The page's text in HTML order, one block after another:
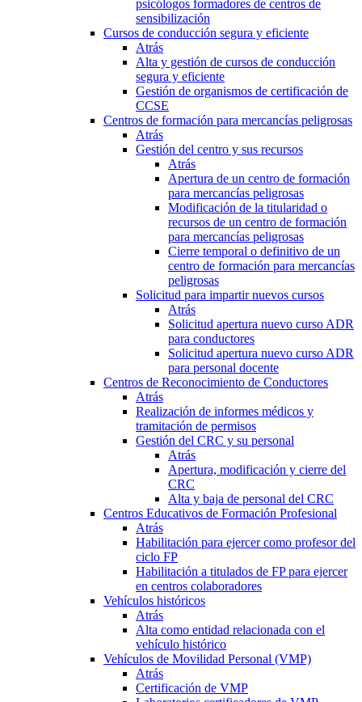
psicólogos formadores de centros de
sensibilización
Cursos de conducción segura y eficiente
Atrás
Alta y gestión de cursos de conducción
segura y eficiente
Gestión de organismos de certificación de
CCSE
Centros de formación para mercancías peligrosas
Atrás
Gestión del centro y sus recursos
Atrás
Apertura de un centro de formación
para mercancías peligrosas
Modificación de la titularidad o
recursos de un centro de formación
para mercancías peligrosas
Cierre temporal o definitivo de un
centro de formación para mercancías
peligrosas
Solicitud para impartir nuevos cursos
Atrás
Solicitud apertura nuevo curso ADR
para conductores
Solicitud apertura nuevo curso ADR
para personal docente
Centros de Reconocimiento de Conductores
Atrás
Realización de informes médicos y
tramitación de permisos
Gestión del CRC y su personal
Atrás
Apertura, modificación y cierre del
CRC
Alta y baja de personal del CRC
Centros Educativos de Formación Profesional
Atrás
Habilitación para ejercer como profesor del
ciclo FP
Habilitación a titulados de FP para ejercer
en centros colaboradores
Vehículos históricos
Atrás
Alta como entidad relacionada con el
vehículo histórico
Vehículos de Movilidad Personal (VMP)
Atrás
Certificación de VMP